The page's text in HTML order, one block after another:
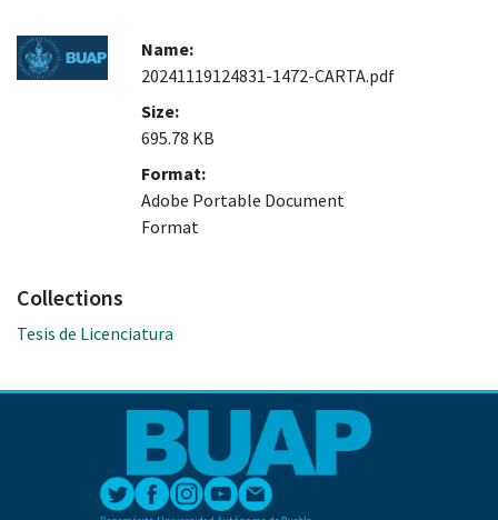
Name:
20241119124831-1472-CARTA.pdf
Size:
695.78 KB
Format:
Adobe Portable Document
Format
Collections
Tesis de Licenciatura